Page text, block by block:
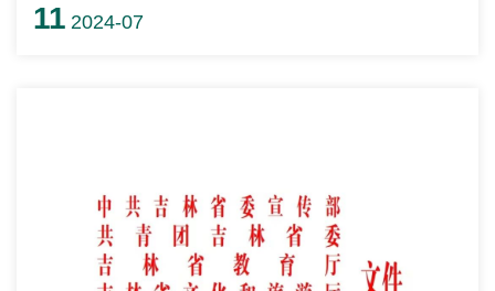
高校共青团“活力团支部”的通报表扬》。经过广泛发动、校
11 2024-07